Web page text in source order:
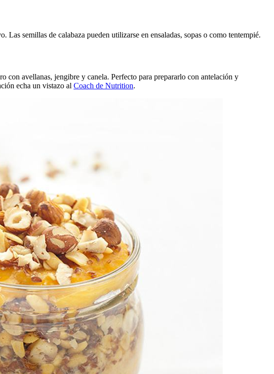
semillas de calabaza pueden utilizarse en ensaladas, sopas o como tentempié.
con avellanas, jengibre y canela. Perfecto para prepararlo con antelación y
echa un vistazo al Coach de Nutrition.